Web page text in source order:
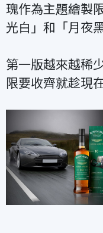
瑰作為主題繪製
光白」和「月夜
第一版越來越稀
限要收齊就趁現